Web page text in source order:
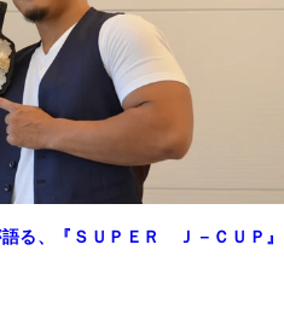
る、『ＳＵＰＥＲ Ｊ－ＣＵＰ』